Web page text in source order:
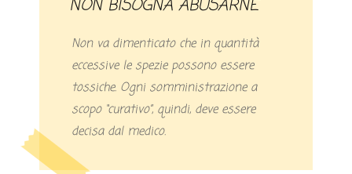
NON BISOGNA ABUSARNE
Non va dimenticato che in quantità
eccessive le spezie possono essere
tossiche. Ogni somministrazione a
scopo “curativo”, quindi, deve essere
decisa dal medico.